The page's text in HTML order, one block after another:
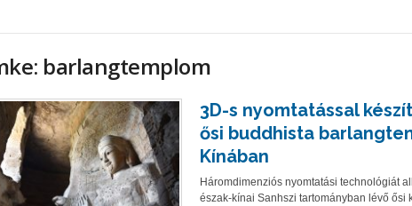
barlangtemplom
3D-s nyomtatással
ősi buddhista
Kínában
Háromdimenziós nyomtatási technológiát
észak-kínai Sanhszi tartományban lévő ősi